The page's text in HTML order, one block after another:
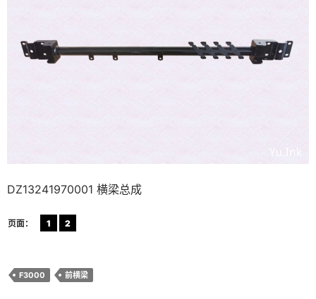
DZ13241970001 横梁总成
页面： 1 2
F3000 前横梁